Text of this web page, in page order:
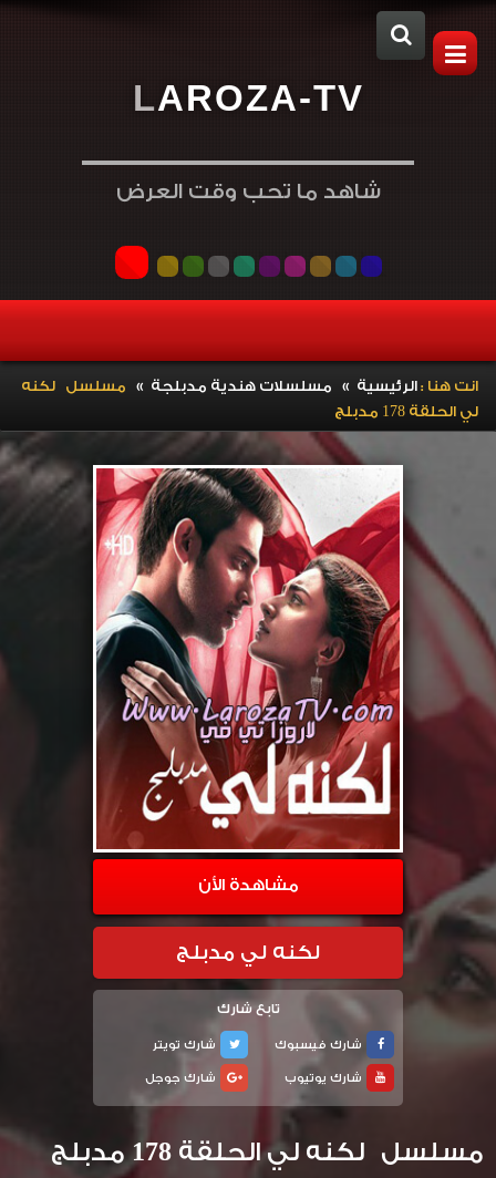
LAROZA-TV
شاهد ما تحب وقت العرض
انت هنا :الرئيسية » مسلسلات هندية مدبلجة » مسلسل لكنه
لي الحلقة 178 مدبلج
مشاهدة الأن
لكنه لي مدبلج
تابع شارك
شارك فيسبوك
شارك تويتر
شارك يوتيوب
شارك جوجل
مسلسل لكنه لي الحلقة 178 مدبلج